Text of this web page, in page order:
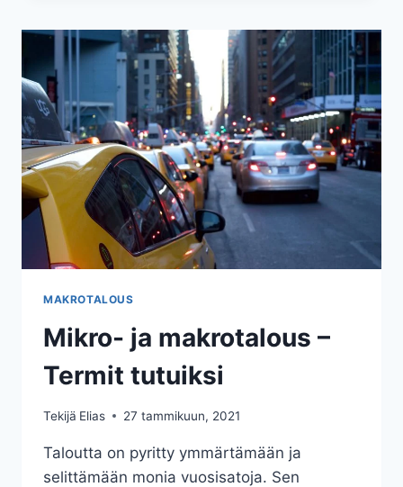
MITÄ
YHTEISTÄ
NIILLÄ
ON?
MAKROTALOUS
Mikro- ja makrotalous –
Termit tutuiksi
Tekijä Elias 27 tammikuun, 2021
Taloutta on pyritty ymmärtämään ja
selittämään monia vuosisatoja. Sen